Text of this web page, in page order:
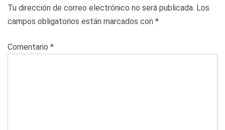
Tu dirección de correo electrónico no será publicada. Los
campos obligatorios están marcados con *
Comentario *